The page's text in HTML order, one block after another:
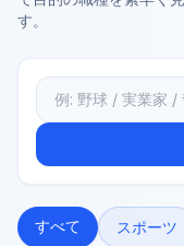
す。
職種を検索
すべて スポーツ